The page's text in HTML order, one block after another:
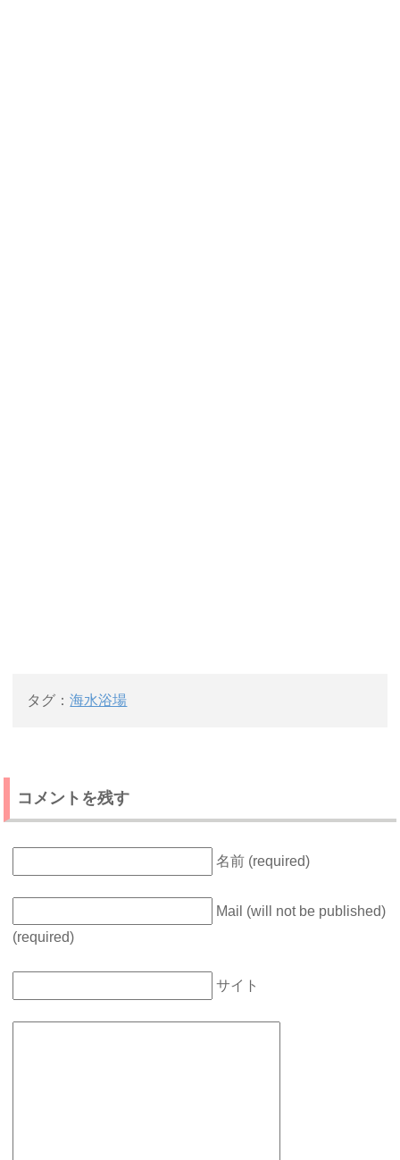
タグ：海水浴場
コメントを残す
名前 (required)
Mail (will not be published)
(required)
サイト